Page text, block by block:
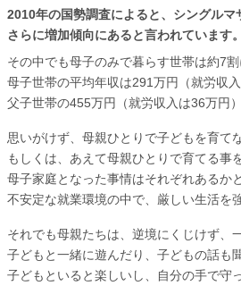
2010年の国勢調査によると、シングル
さらに増加傾向にあると言われています
その中でも母子のみで暮らす世帯は約7
母子世帯の平均年収は291万円（就労収
父子世帯の455万円（就労収入は36万円
思いがけず、母親ひとりで子どもを育て
もしくは、あえて母親ひとりで育てる
母子家庭となった事情はそれぞれあるか
不安定な就業環境の中で、厳しい生活を
それでも母親たちは、逆境にくじけず、
子どもと一緒に遊んだり、子どもの話も
子どもといると楽しいし、自分の手で守